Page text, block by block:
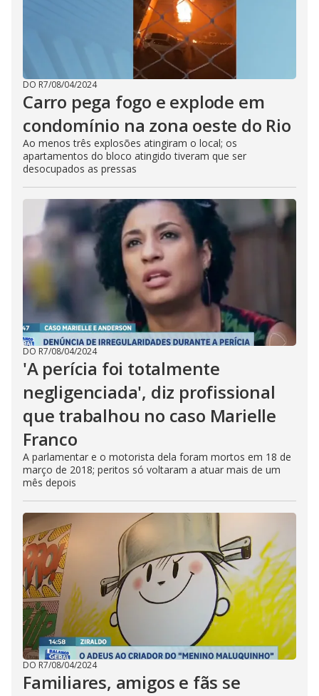
DO R7/08/04/2024
Carro pega fogo e explode em
condomínio na zona oeste do Rio
Ao menos três explosões atingiram o local; os
apartamentos do bloco atingido tiveram que ser
desocupados as pressas
DO R7/08/04/2024
'A perícia foi totalmente
negligenciada', diz profissional
que trabalhou no caso Marielle
Franco
A parlamentar e o motorista dela foram mortos em 18 de
março de 2018; peritos só voltaram a atuar mais de um
mês depois
DO R7/08/04/2024
Familiares, amigos e fãs se